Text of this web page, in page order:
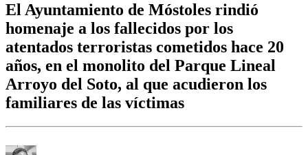
El Ayuntamiento de Móstoles rindió
homenaje a los fallecidos por los
atentados terroristas cometidos hace 20
años, en el monolito del Parque Lineal
Arroyo del Soto, al que acudieron los
familiares de las víctimas